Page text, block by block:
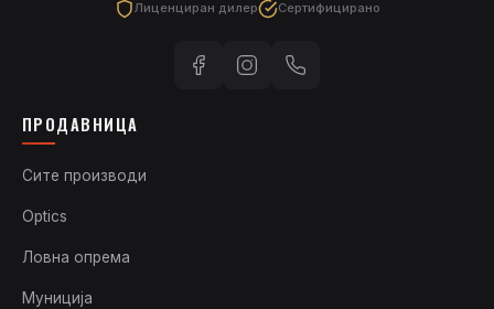
Лиценциран дилер Сертифицирано
ПРОДАВНИЦА
Сите производи
Optics
Ловна опрема
Муниција